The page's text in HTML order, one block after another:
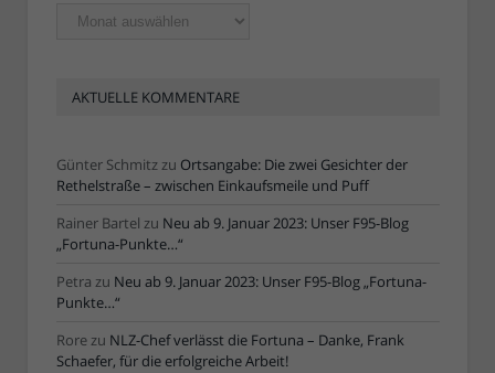
Ältere
Artikel
AKTUELLE KOMMENTARE
Günter Schmitzzu Ortsangabe: Die zwei Gesichter der
Rethelstraße – zwischen Einkaufsmeile und Puff
Rainer Bartel zu Neu ab 9. Januar 2023: Unser F95-Blog
„Fortuna-Punkte…“
Petra zu Neu ab 9. Januar 2023: Unser F95-Blog „Fortuna-
Punkte…“
Rorezu NLZ-Chef verlässt die Fortuna – Danke, Frank
Schaefer, für die erfolgreiche Arbeit!